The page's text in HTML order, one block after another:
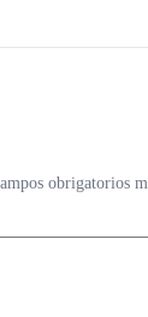
obrigatorios